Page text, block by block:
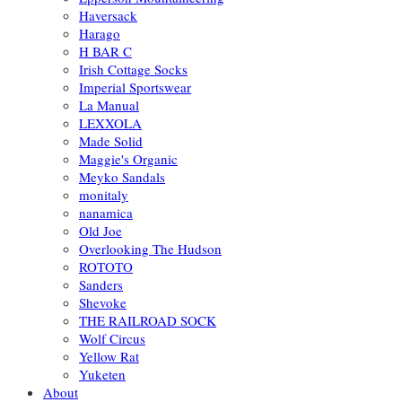
Haversack
Harago
H BAR C
Irish Cottage Socks
Imperial Sportswear
La Manual
LEXXOLA
Made Solid
Maggie's Organic
Meyko Sandals
monitaly
nanamica
Old Joe
Overlooking The Hudson
ROTOTO
Sanders
Shevoke
THE RAILROAD SOCK
Wolf Circus
Yellow Rat
Yuketen
About